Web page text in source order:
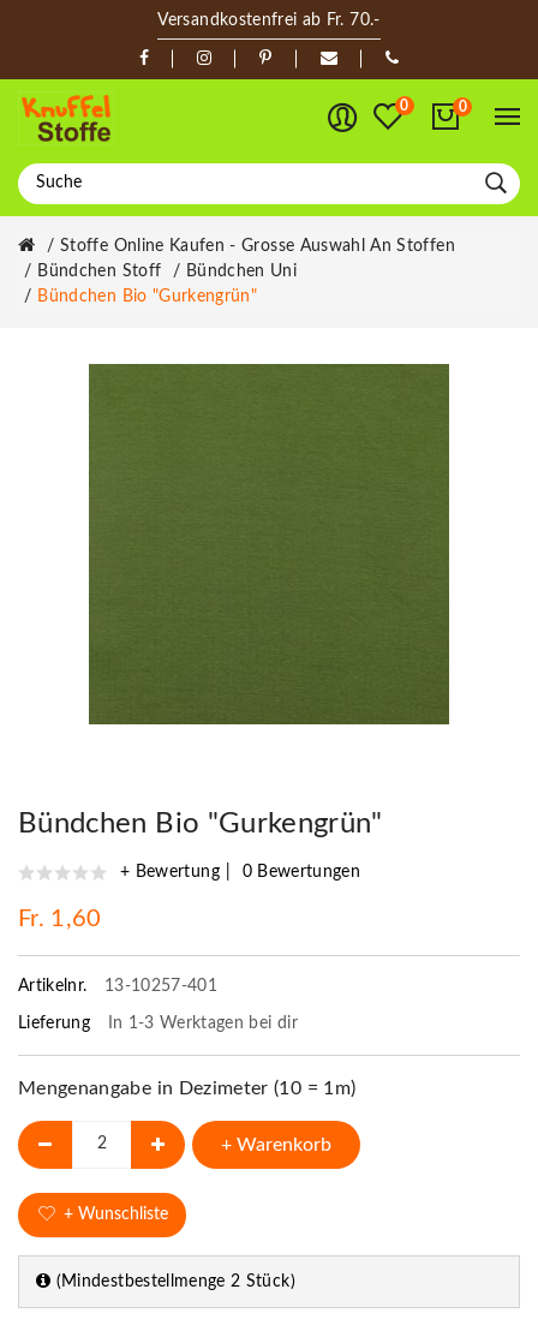
Versandkostenfrei ab Fr. 70.-
0 0
Stoffe Online Kaufen - Grosse Auswahl An Stoffen
Bündchen Stoff
Bündchen Uni
Bündchen Bio "Gurkengrün"
Bündchen Bio "Gurkengrün"
+ Bewertung 0 Bewertungen
Fr. 1,60
Artikelnr. 13-10257-401
Lieferung In 1-3 Werktagen bei dir
Mengenangabe in Dezimeter (10 = 1m)
+ Warenkorb
+ Wunschliste
(Mindestbestellmenge 2 Stück)